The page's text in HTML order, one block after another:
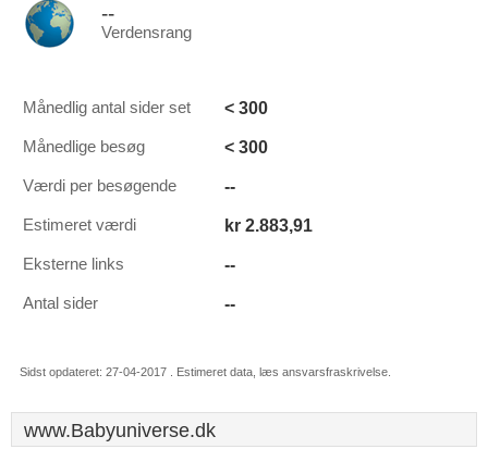
--
Verdensrang
Månedlig antal sider set < 300
Månedlige besøg < 300
Værdi per besøgende --
Estimeret værdi kr 2.883,91
Eksterne links --
Antal sider --
Sidst opdateret: 27-04-2017 . Estimeret data, læs ansvarsfraskrivelse.
www.Babyuniverse.dk